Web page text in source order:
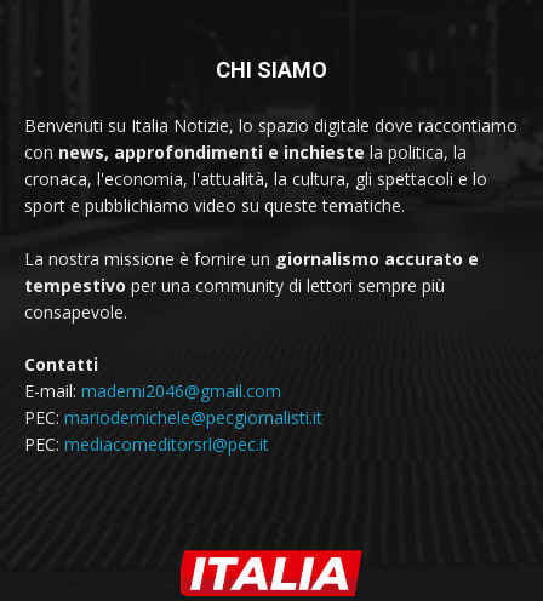
CHI SIAMO
Benvenuti su Italia Notizie, lo spazio digitale dove raccontiamo
con news, approfondimenti e inchieste la politica, la
cronaca, l'economia, l'attualità, la cultura, gli spettacoli e lo
sport e pubblichiamo video su queste tematiche.
La nostra missione è fornire un giornalismo accurato e
tempestivo per una community di lettori sempre più
consapevole.
Contatti
E-mail: mademi2046@gmail.com
PEC: mariodemichele@pecgiornalisti.it
PEC: mediacomeditorsrl@pec.it